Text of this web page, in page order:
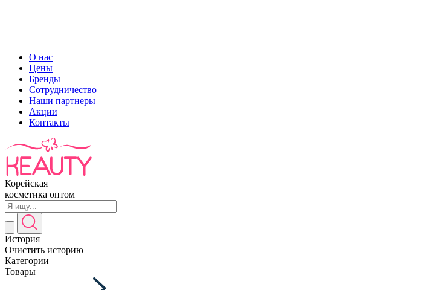
О нас
Цены
Бренды
Сотрудничество
Наши партнеры
Акции
Контакты
Корейская
косметика оптом
История
Очистить историю
Категории
Товары